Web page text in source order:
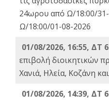
24ωρου από Ω/18:00/
Ω/18:00/01-08-2026
01/08/2026, 16:55, ΔΤ
επιβολή διοικητικών
Χανιά, Ηλεία, Κοζάνη
01/08/2026, 14:39, ΔΤ